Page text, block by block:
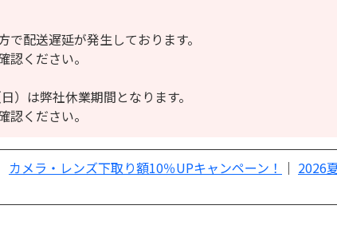
配送遅延が発生しております。
認ください。
）は弊社休業期間となります。
認ください。
カメラ・レンズ下取り額10％UPキャンペーン！ ｜ 2026